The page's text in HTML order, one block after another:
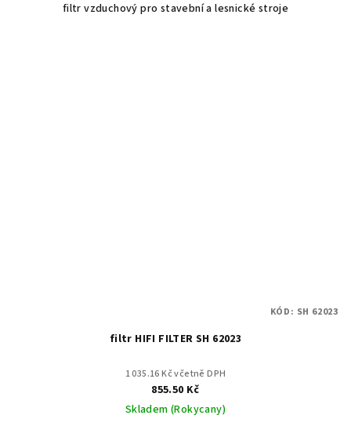
filtr vzduchový pro stavební a lesnické stroje
filtr HIFI FILTER SH 62023
1 035.16 Kč včetně DPH
855.50 Kč
Skladem (Rokycany)
KÓD: SH 62023